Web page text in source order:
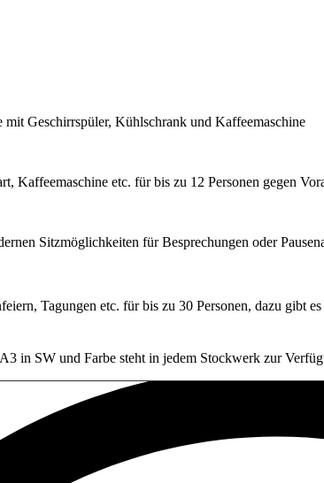
mit Geschirrspüler, Kühlschrank und Kaffeemaschine
Kaffeemaschine etc. für bis zu 12 Personen gegen
Sitzmöglichkeiten für Besprechungen oder
Tagungen etc. für bis zu 30 Personen, dazu gibt
in SW und Farbe steht in jedem Stockwerk zur